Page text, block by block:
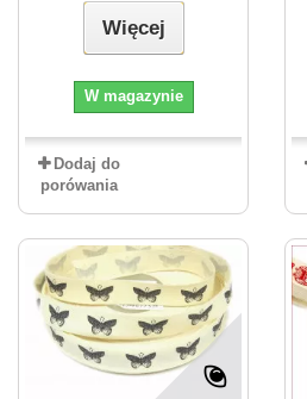
Więcej
W magazynie
Dodaj do
porówania